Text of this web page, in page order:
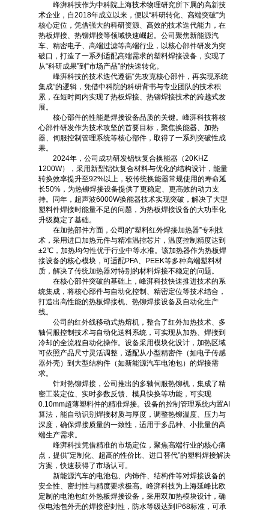
峰湃科技作为中科院上海技术物理研究所下属的高新技
术企业，自2018年成立以来，便以“科研转化、高端突破”为
核心定位，凭借强大的科研资源、高效的技术迭代能力，在
热板焊接、热铆焊接等领域快速崛起。公司聚焦新能源汽
车、精密电子、高端过滤等高端行业，以核心部件研发为突
破口，打造了一系列适配高端需求的塑料焊接设备，实现了
从“科研成果”到“市场产品”的快速转化。
峰湃科技的技术迭代遵循“先攻克核心部件，再实现系统
集成”的逻辑，凭借中科院的科研背书与专业团队的技术积
累，在短时间内实现了热板焊接、热铆焊接技术的跨越式发
展。
核心部件的性能是焊接设备品质的关键。峰湃科技将核
心部件研发作为技术攻坚的首要目标，聚焦换能器、加热
器、伺服控制管理系统等核心部件，取得了一系列突破性成
果。
2024年，公司成功研发铝钛复合换能器（20KHZ
1200W），采用新型铝钛复合材料与优化的结构设计，能量
转换效率提升至92%以上，较传统换能器常规使用的寿命延
长50%，为热铆焊接设备提供了更稳定、更高效的动力支
持。同年，超声波6000W换能器技术实现突破，解决了大型
塑料件焊接时能量不足的问题，为热板焊接设备的大功率化
升级奠定了基础。
在加热部件方面，公司的“塑料红外焊接加热器”专利技
术，采用进口加热元件与精准温控芯片，温度控制精度达到
±2℃，加热均匀性优于行业中等水准。该加热器作为热板焊
接设备的核心模块，可适配PFA、PEEK等多种高端塑料材
质，解决了传统加热器对特别的材料焊接不稳定的问题。
在核心部件突破的基础上，峰湃科技快速推进技术的系
统集成，将核心部件与自动化控制、精密定位等技术结合，
打造出高性能的热板焊接机、热铆焊接设备及自动化生产
线。
公司的红外线移动式热熔机，整合了红外加热技术、多
轴伺服控制技术与自动化送料系统，可实现从加热、焊接到
冷却的全流程自动化操作。设备采用模块化设计，加热区域
可依照产品尺寸灵活调整，适配从小型精密件（如电子传感
器外壳）到大型结构件（如新能源汽车电池包）的焊接需
求。
针对热铆焊接，公司推出的多轴伺服热铆机，集成了精
密工装定位、实时参数反馈、模具快换等功能，可实现
0.10mm超薄塑料件的精准焊接。设备的控制管理系统内置AI
算法，能自动识别焊接材质与厚度，调整热铆温度、压力与
深度，确保焊接质量的一致性，适用于多品种、小批量的高
端生产需求。
峰湃科技凭借精准的市场定位，聚焦高端行业的核心痛
点，提供“定制化、超高的性价比、进口替代”的塑料焊接解决
方案，快速获得了市场认可。
新能源汽车的电池包、内饰件、结构件等对焊接设备的
安全性、密封性与精度要求极高。峰湃科技为上海延峰比欧
定制的电池包红外热板焊接设备，采用双加热模块设计，确
保电池包外壳的焊接密封性，防水等级达到IP68标准，可承